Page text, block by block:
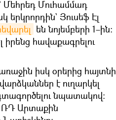
Մեհրեդ Մուհամմադ
երկրորդին` Յուսեֆ Էլ
են նոյեմբերի 1–ին։
իրենց հավաքագրելու
իսկ օրերից հայտնի
է ուղարկել
նպատակով։
ՌԴ Արտաքին